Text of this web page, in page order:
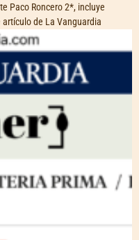
Paco Roncero 2*, incluye
de La Vanguardia